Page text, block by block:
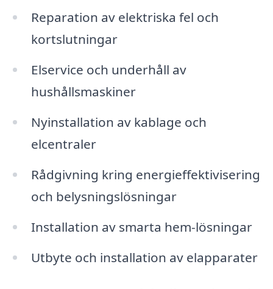
Reparation av elektriska fel och
kortslutningar
Elservice och underhåll av
hushållsmaskiner
Nyinstallation av kablage och
elcentraler
Rådgivning kring energieffektivisering
och belysningslösningar
Installation av smarta hem-lösningar
Utbyte och installation av elapparater